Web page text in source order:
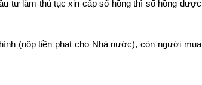
tư làm thủ tục xin cấp sổ hồng thì sổ hồng được
(nộp tiền phạt cho Nhà nước), còn người mua